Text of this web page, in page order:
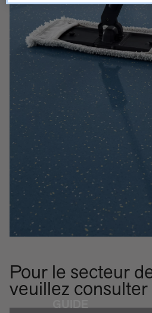
Pour le secteur
veuillez consulter
GUIDE